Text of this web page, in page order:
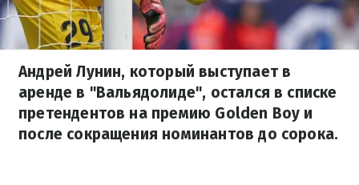
Андрей Лунин, который выступает в
аренде в "Вальядолиде", остался в списке
претендентов на премию Golden Boy и
после сокращения номинантов до сорока.